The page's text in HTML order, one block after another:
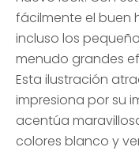
fácilmente el buen
incluso los
menudo grandes
Esta ilustración
impresiona por su
acentúa
colores blanco y